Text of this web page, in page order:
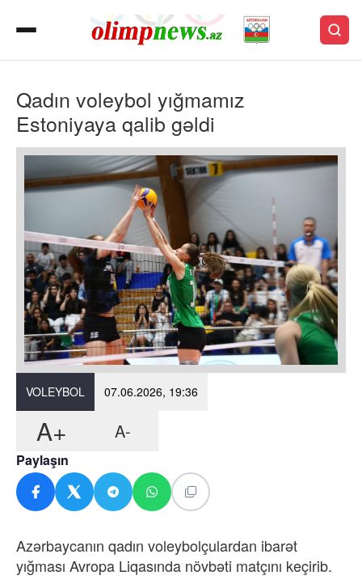
Qadın voleybol yığmamız
Estoniyaya qalib gəldi
VOLEYBOL 07.06.2026, 19:36
A+ A-
Paylaşın
Azərbaycanın qadın voleybolçulardan ibarət
yığması Avropa Liqasında növbəti matçını keçirib.